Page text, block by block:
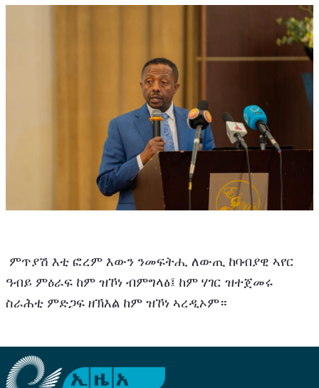
ዓብይ ምዕራፍ ከም ዝኾነ ብምግላፅ፤ ከም ሃገር ዝተጀመሩ
ስራሕቲ ምድጋፍ ዘኽእል ከም ዝኾነ ኣረዲኦም።